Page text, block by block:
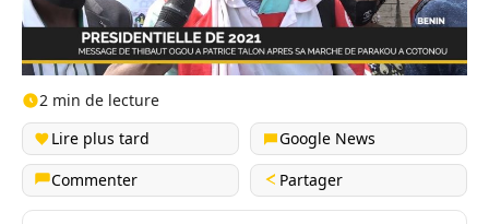
2 min de lecture
Lire plus tard
Google News
Commenter
Partager